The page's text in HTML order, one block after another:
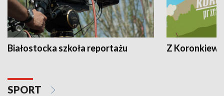
Białostocka szkoła reportażu Z
SPORT